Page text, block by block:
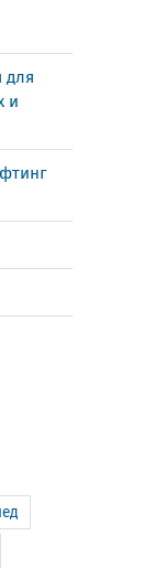
для
и